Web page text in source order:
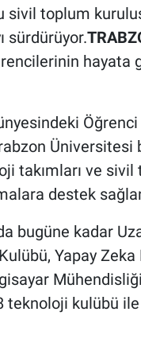
sivil toplum
sürdürüyor.
hayata
takımları ve
destek
bugüne kadar
Yapay
kulübü